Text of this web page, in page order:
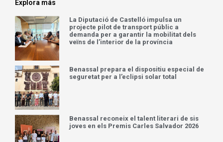
Explora más
La Diputació de Castelló impulsa un
projecte pilot de transport públic a
demanda per a garantir la mobilitat dels
veïns de l’interior de la província
Benassal prepara el dispositiu especial de
seguretat per a l’eclipsi solar total
Benassal reconeix el talent literari de sis
joves en els Premis Carles Salvador 2026